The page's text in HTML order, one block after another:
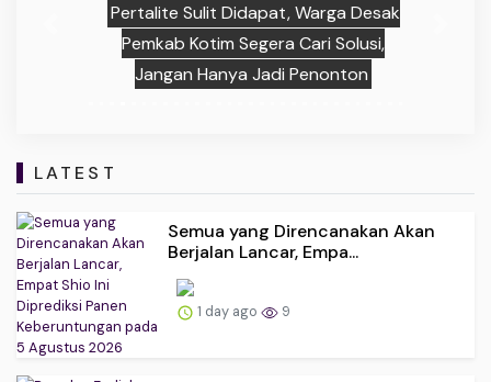
Pertalite Sulit Didapat, Warga Desak
Pemkab Kotim Segera Cari Solusi,
Jangan Hanya Jadi Penonton
LATEST
Semua yang Direncanakan Akan
Berjalan Lancar, Empa...
1 day ago 9